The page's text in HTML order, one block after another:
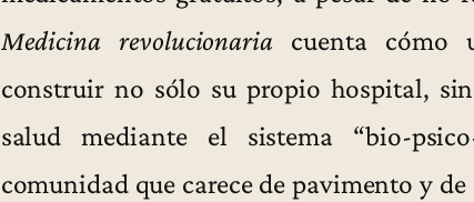
Medicina revolucionariacuenta cómo
construir no sólo su propio hospital,
salud mediante el sistema “bio-
comunidad que carece de pavimento y